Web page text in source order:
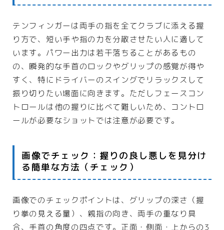
テンフィンガーは両手の指を全てクラブに添える握
り方で、短い手や指の力を分散させたい人に適して
います。パワー出力は若干落ちることがあるもの
の、瞬発的な手首のロックやグリップの感覚が得や
すく、特にドライバーのスイングでリラックスして
振り切りたい場面に向きます。ただしフェースコン
トロールは他の握りに比べて難しいため、コントロ
ールが必要なショットでは注意が必要です。
画像でチェック：握りの良し悪しを見分け
る簡単な方法（チェック）
画像でのチェックポイントは、グリップの深さ（握
り拳の見える量）、親指の向き、両手の重なり具
合、手首の角度の四点です。正面・側面・上からの3